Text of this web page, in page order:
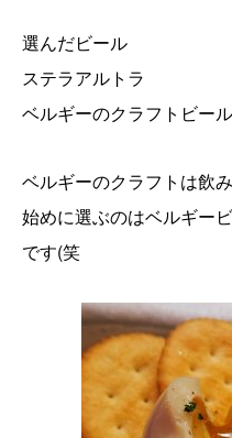
選んだビール
ステラアルトラ
ベルギーのクラフトビール
ベルギーのクラフトは飲
始めに選ぶのはベルギー
です(笑